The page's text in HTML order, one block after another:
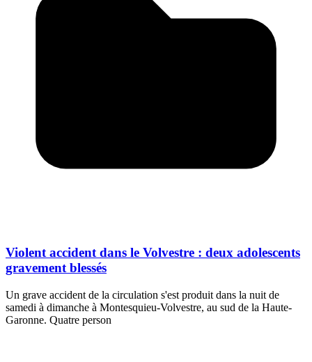
Violent accident dans le Volvestre : deux adolescents
gravement blessés
Un grave accident de la circulation s'est produit dans la nuit de
samedi à dimanche à Montesquieu-Volvestre, au sud de la Haute-
Garonne. Quatre person